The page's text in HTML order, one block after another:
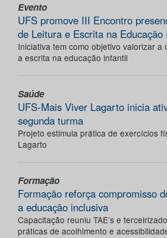
Evento
UFS promove III Encontro
de Leitura e Escrita na Educação
Iniciativa tem como objetivo valorizar a
a escrita na educação infantil
Saúde
UFS-Mais Viver Lagarto inicia
segunda turma
Projeto estimula prática de exercícios
Lagarto
Formação
Formação reforça compromisso
a educação inclusiva
Capacitação reuniu TAE’s e
práticas de acolhimento e